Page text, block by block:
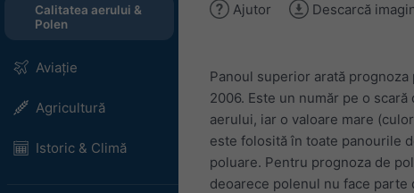
Calitatea aerului &
Polen
Aviație
Agricultură
Istoric & Climă
Ajutor Descarcă
Panoul superior arată
2006. Este un număr pe o
aerului, iar o valoare mare
este folosită în toate panourile
poluare. Pentru prognoza de
deoarece polenul nu face parte